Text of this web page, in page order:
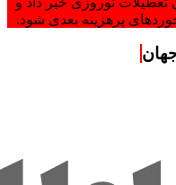
پرهزینه بعدی شود.